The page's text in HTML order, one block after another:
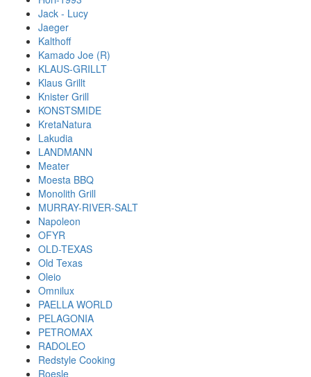
Jack - Lucy
Jaeger
Kalthoff
Kamado Joe (R)
KLAUS-GRILLT
Klaus Grillt
Knister Grill
KONSTSMIDE
KretaNatura
Lakudia
LANDMANN
Meater
Moesta BBQ
Monolith Grill
MURRAY-RIVER-SALT
Napoleon
OFYR
OLD-TEXAS
Old Texas
Oleio
Omnilux
PAELLA WORLD
PELAGONIA
PETROMAX
RADOLEO
Redstyle Cooking
Roesle